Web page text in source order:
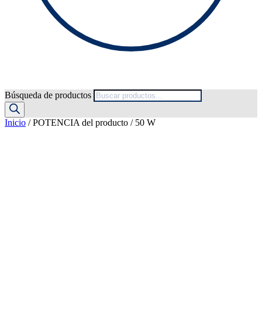
Búsqueda de productos
Inicio / POTENCIA del producto / 50 W